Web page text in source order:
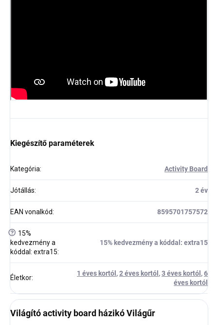
Kiegészítő paraméterek
Kategória: Activity Board
Jótállás: 2 év
EAN vonalkód: 8595701757572
?
15%
kedvezmény a
kóddal: extra15:
15% kedvezmény a kóddal: extra15
Életkor:
1 éves kortól ,2 éves kortól ,3 éves kortól ,6
éves kortól
Világító activity board házikó Világűr